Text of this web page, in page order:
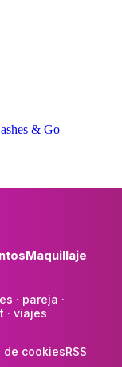
& Go
Maquillaje
· pareja ·
· viajes
de cookiesRSS